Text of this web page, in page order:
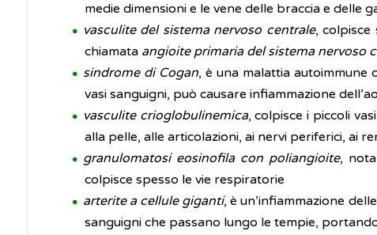
medie dimensioni e le vene delle braccia e delle
vasculite del sistema nervoso centrale, colpisce
chiamata angioite primaria del sistema nervoso
sindrome di Cogan, è una malattia autoimmune
vasi sanguigni, può causare infiammazione
vasculite crioglobulinemica, colpisce i piccoli
alla pelle, alle articolazioni, ai nervi periferici, ai
granulomatosi eosinofila con poliangioite,
colpisce spesso le vie respiratorie
arterite a cellule giganti, è un’infiammazione
sanguigni che passano lungo le tempie,